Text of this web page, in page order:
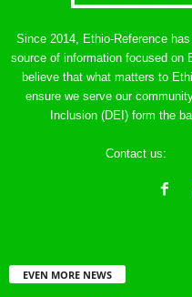
Since 2014, Ethio-Reference
source of information focused on
believe that what matters to
ensure we serve our
Inclusion (DEI) form the
Contact us:
EVEN MORE NEWS